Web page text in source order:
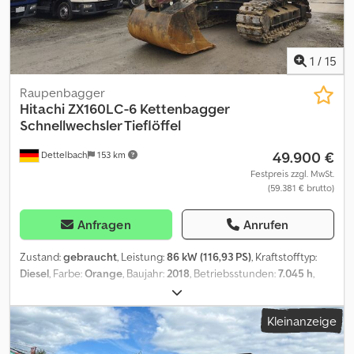
1 / 15
Dettelbach 153 km
Raupenbagger
HitachiZX160LC-6 Kettenbagger
Schnellwechsler Tieflöffel
49.900 €
Festpreis zzgl. MwSt.
(59.381 € brutto)
Anfragen Anrufen
Zustand:gebraucht, Leistung:86 kW (116,93 PS), Kraftstofftyp:
Diesel, Farbe:Orange, Baujahr:2018, Betriebsstunden:7.045 h,
, Hitachi ZX160LC-6 Kettenbagger
Baujahr: 2018 Betriebsstunden: ca. 7045 Stunden Nettogewicht:
ca. 18.200 kg 86 kW Credpfozq Sgnex Af Hjf interne Nr.: 060088
Tieflöffel 140 cm mit Zähnen, Oil Quick Schnellwechsler,
Kleinanzeige